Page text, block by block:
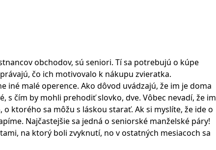
obchodov, sú seniori. Tí sa potrebujú o kúpe
čo ich motivovalo k nákupu zvieratka.
iné malé operence. Ako dôvod uvádzajú, že im je doma
s čím by mohli prehodiť slovko, dve. Vôbec nevadí, že im
ktorého sa môžu s láskou starať. Ak si myslíte, že ide o
Najčastejšie sa jedná o seniorské manželské páry!
na ktorý boli zvyknutí, no v ostatných mesiacoch sa